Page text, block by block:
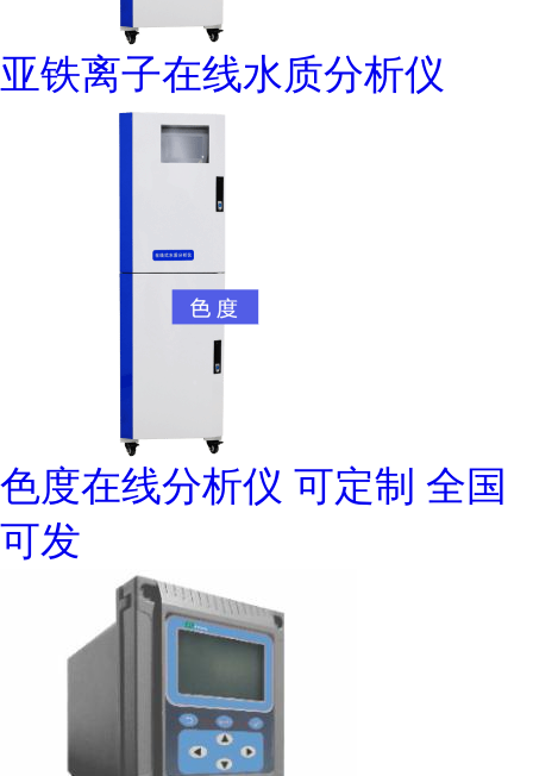
亚铁离子在线水质分析仪
色度在线分析仪 可定制 全国
可发